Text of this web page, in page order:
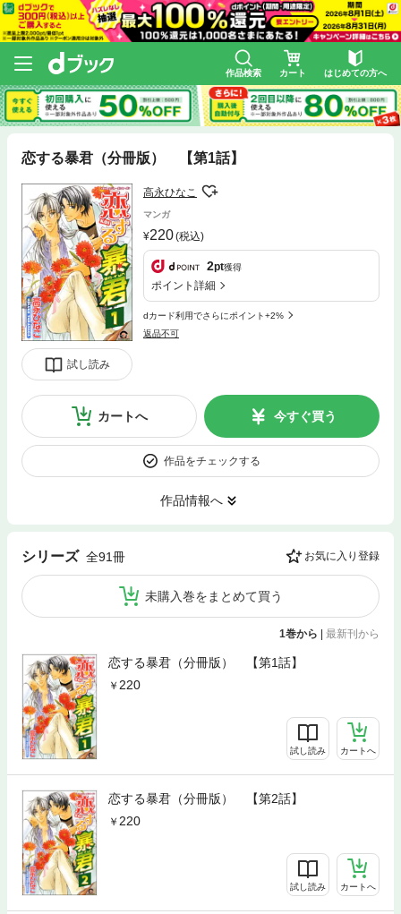
作品検索 カート はじめての方へ
恋する暴君（分冊版） 【第1話】
試し読み
高永ひなこ
マンガ
220(税込)
2pt獲得
ポイント詳細
dカード利用でさらにポイント+2%
返品不可
カートへ 今すぐ買う
作品をチェックする
作品情報へ
シリーズ 全91冊 お気に入り登録
未購入巻をまとめて買う
1巻から | 最新刊から
恋する暴君（分冊版） 【第1話】
220
試し読み カートへ
恋する暴君（分冊版） 【第2話】
220
試し読み カートへ